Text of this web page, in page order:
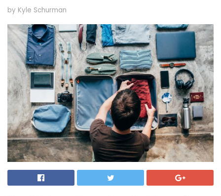
by Kyle Schurman